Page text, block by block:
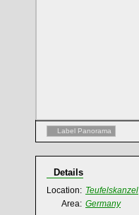
Label Panorama
Details
Location: Teufelskanzel
Area: Germany